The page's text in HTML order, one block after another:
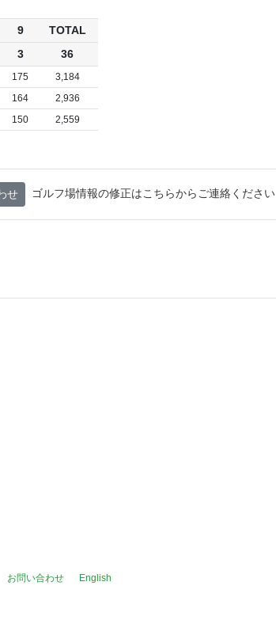
9
TOTAL
3 36
175
3,184
164
2,936
150 2,559
せ ゴルフ場情報の修正はこちらからご連絡ください
お問い合わせ English